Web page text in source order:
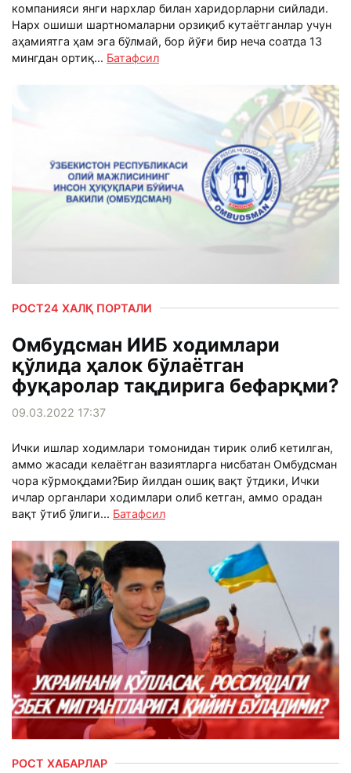
компанияси янги нархлар билан харидорларни сийлади.
Нарх ошиши шартномаларни орзиқиб кутаётганлар учун
аҳамиятга ҳам эга бўлмай, бор йўғи бир неча соатда 13
мингдан ортиқ... Батафсил
РОСТ24 ХАЛҚ ПОРТАЛИ
Омбудсман ИИБ ходимлари
қўлида ҳалок бўлаётган
фуқаролар тақдирига бефарқми?
09.03.2022 17:37
Ички ишлар ходимлари томонидан тирик олиб кетилган,
аммо жасади келаётган вазиятларга нисбатан Омбудсман
чора кўрмоқдами?Бир йилдан ошиқ вақт ўтдики, Ички
ичлар органлари ходимлари олиб кетган, аммо орадан
вақт ўтиб ўлиги... Батафсил
РОСТ ХАБАРЛАР